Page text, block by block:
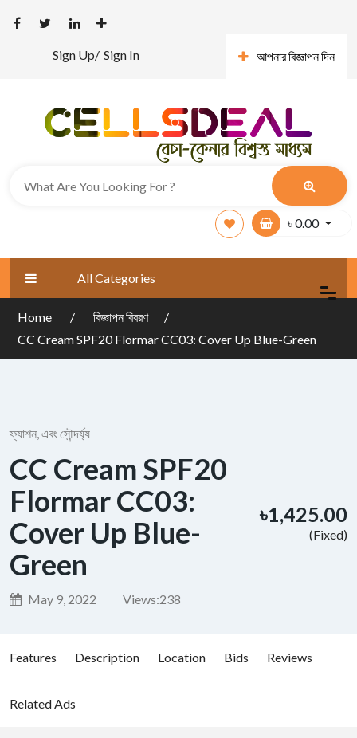
Sign Up/ Sign In আপনার বিজ্ঞাপন দিন
৳0.00
All Categories
Home
বিজ্ঞাপন বিবরণ
CC Cream SPF20 Flormar CC03: Cover Up Blue-Green
ফ্যাশন, এবং সৌন্দর্য্য
CC Cream SPF20
Flormar CC03:
Cover Up Blue-
Green
May 9, 2022 Views:238
৳1,425.00
(Fixed)
Features Description Location Bids Reviews
Related Ads